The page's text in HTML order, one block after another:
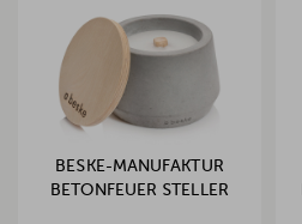
BESKE-MANUFAKTUR
BETONFEUER STELLER